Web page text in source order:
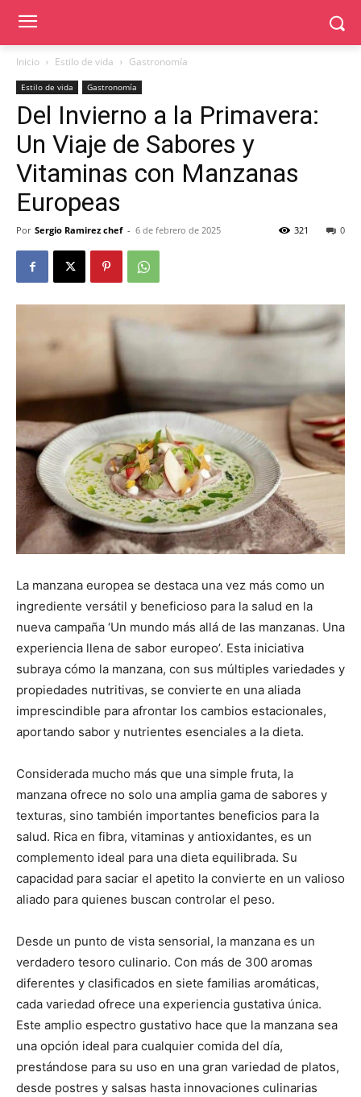
Inicio Estilo de vida Gastronomía
Estilo de vida Gastronomía
Del Invierno a la Primavera:
Un Viaje de Sabores y
Vitaminas con Manzanas
Europeas
Por Sergio Ramirez chef - 6 de febrero de 2025 0
321
La manzana europea se destaca una vez más como un
ingrediente versátil y beneficioso para la salud en la
nueva campaña ‘Un mundo más allá de las manzanas. Una
experiencia llena de sabor europeo’. Esta iniciativa
subraya cómo la manzana, con sus múltiples variedades y
propiedades nutritivas, se convierte en una aliada
imprescindible para afrontar los cambios estacionales,
aportando sabor y nutrientes esenciales a la dieta.
Considerada mucho más que una simple fruta, la
manzana ofrece no solo una amplia gama de sabores y
texturas, sino también importantes beneficios para la
salud. Rica en fibra, vitaminas y antioxidantes, es un
complemento ideal para una dieta equilibrada. Su
capacidad para saciar el apetito la convierte en un valioso
aliado para quienes buscan controlar el peso.
Desde un punto de vista sensorial, la manzana es un
verdadero tesoro culinario. Con más de 300 aromas
diferentes y clasificados en siete familias aromáticas,
cada variedad ofrece una experiencia gustativa única.
Este amplio espectro gustativo hace que la manzana sea
una opción ideal para cualquier comida del día,
prestándose para su uso en una gran variedad de platos,
desde postres y salsas hasta innovaciones culinarias